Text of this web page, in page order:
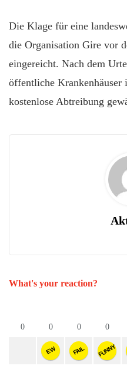
Die Klage für eine
die Organisation Gire vor
eingereicht. Nach dem
öffentliche Krankenhäuser
kostenlose Abtreibung
What's your reaction?
0 0
EW
0
FAIL
0
FUNNY